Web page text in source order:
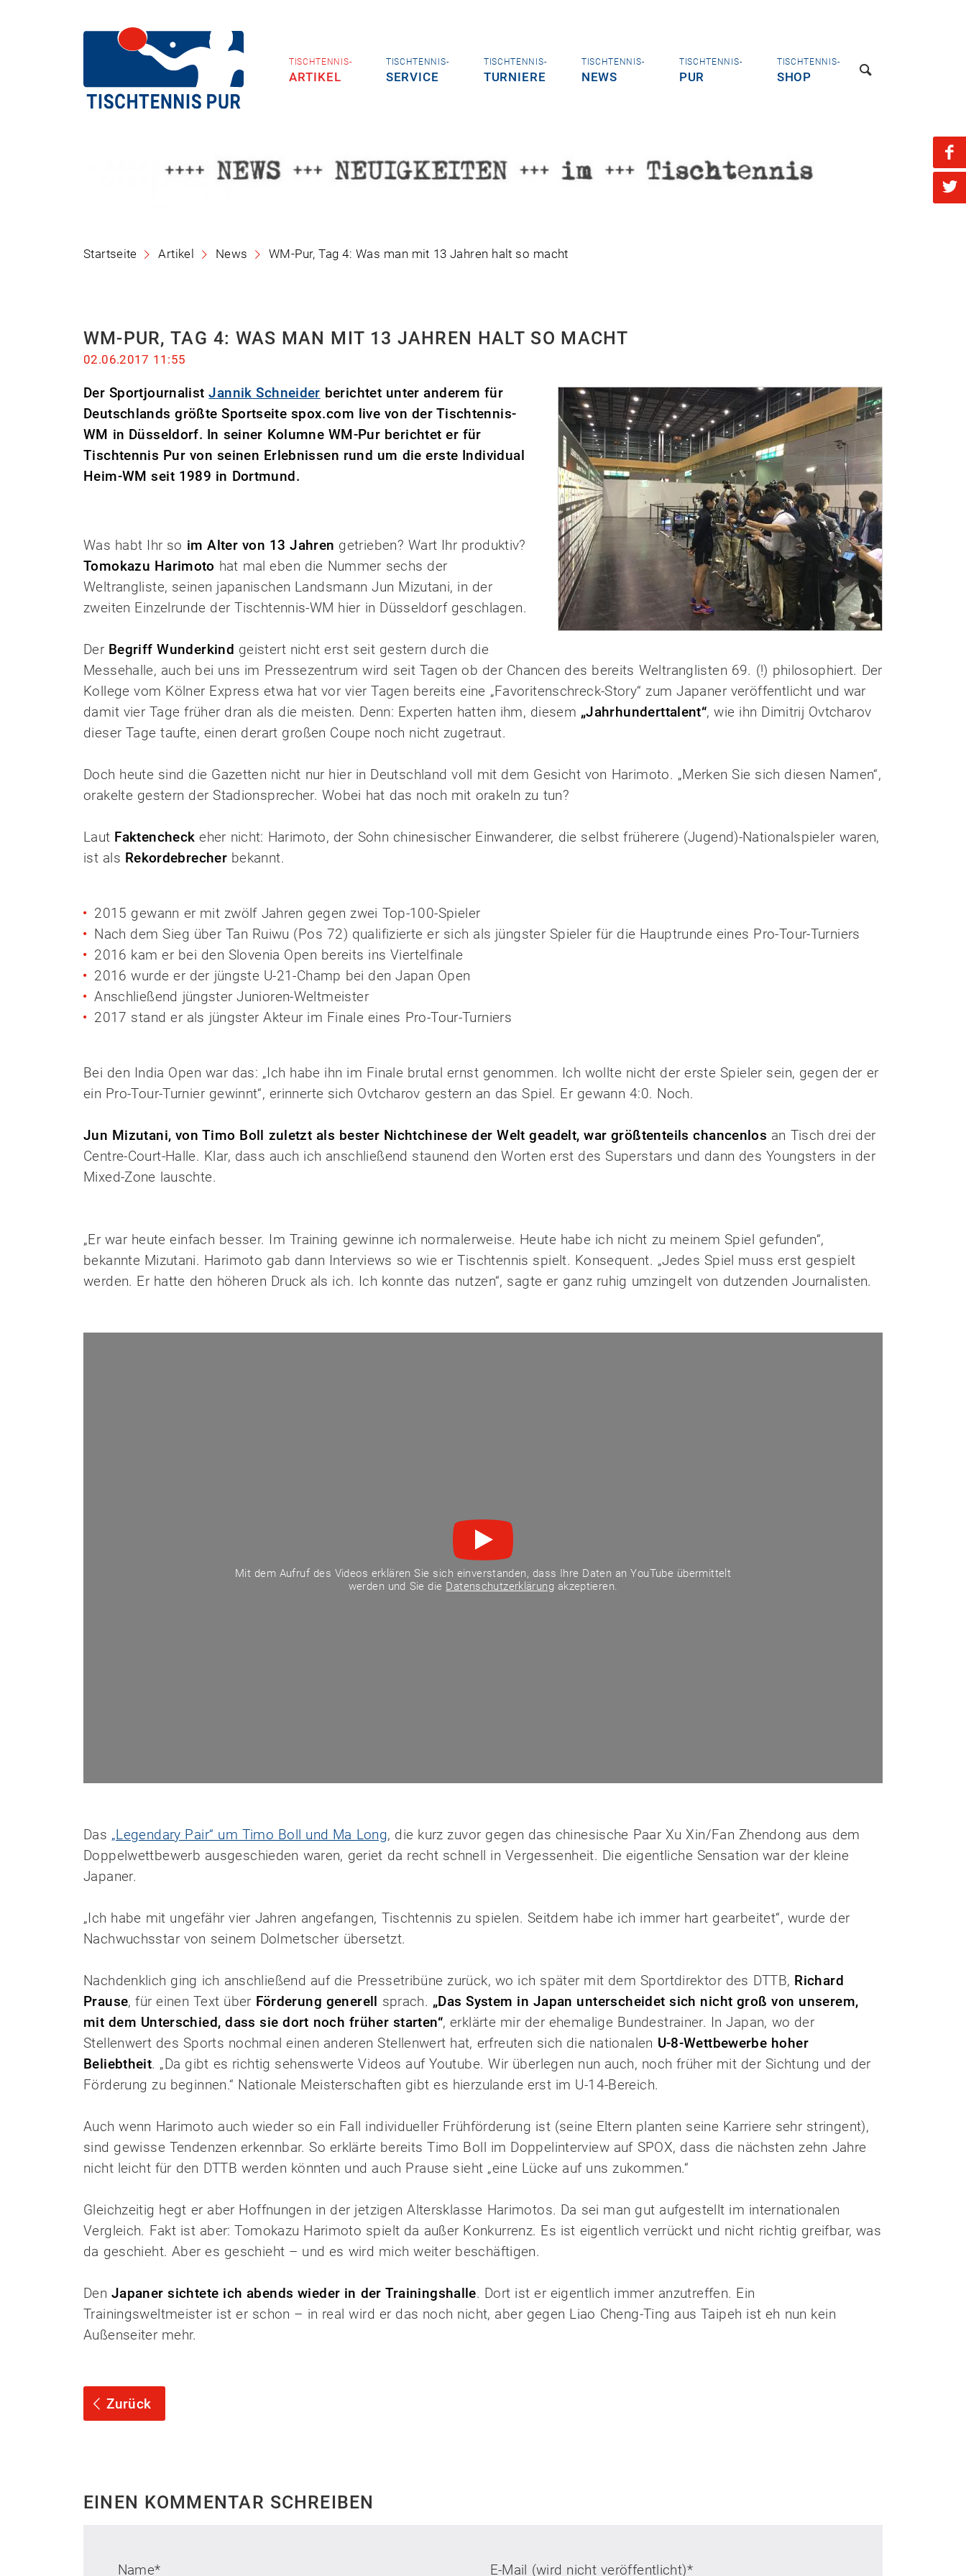
TISCHTENNIS-
ARTIKEL
TISCHTENNIS-
SERVICE
TISCHTENNIS-
TURNIERE
TISCHTENNIS-
NEWS
TISCHTENNIS-
PUR
TISCHTENNIS-
SHOP
Startseite Artikel News WM-Pur, Tag 4: Was man mit 13 Jahren halt so macht
WM-PUR, TAG 4: WAS MAN MIT 13 JAHREN HALT SO MACHT
02.06.2017 11:55
Der SportjournalistJannik Schneider berichtet unter anderem für
Deutschlands größte Sportseite spox.com live von der Tischtennis-
WM in Düsseldorf. In seiner Kolumne WM-Pur berichtet er für
Tischtennis Pur von seinen Erlebnissen rund um die erste Individual
Heim-WM seit 1989 in Dortmund.
Was habt Ihr so im Alter von 13 Jahren getrieben? Wart Ihr produktiv?
Tomokazu Harimoto hat mal eben die Nummer sechs der
Weltrangliste, seinen japanischen Landsmann Jun Mizutani, in der
zweiten Einzelrunde der Tischtennis-WM hier in Düsseldorf geschlagen.
Der Begriff Wunderkind geistert nicht erst seit gestern durch die
Messehalle, auch bei uns im Pressezentrum wird seit Tagen ob der Chancen des bereits Weltranglisten 69. (!) philosophiert. Der
Kollege vom Kölner Express etwa hat vor vier Tagen bereits eine „Favoritenschreck-Story“ zum Japaner veröffentlicht und war
damit vier Tage früher dran als die meisten. Denn: Experten hatten ihm, diesem „Jahrhunderttalent“, wie ihn Dimitrij Ovtcharov
dieser Tage taufte, einen derart großen Coupe noch nicht zugetraut.
Doch heute sind die Gazetten nicht nur hier in Deutschland voll mit dem Gesicht von Harimoto. „Merken Sie sich diesen Namen“,
orakelte gestern der Stadionsprecher. Wobei hat das noch mit orakeln zu tun?
Laut Faktencheck eher nicht: Harimoto, der Sohn chinesischer Einwanderer, die selbst früherere (Jugend)-Nationalspieler waren,
ist als Rekordebrecher bekannt.
2015 gewann er mit zwölf Jahren gegen zwei Top-100-Spieler
Nach dem Sieg über Tan Ruiwu (Pos 72) qualifizierte er sich als jüngster Spieler für die Hauptrunde eines Pro-Tour-Turniers
2016 kam er bei den Slovenia Open bereits ins Viertelfinale
2016 wurde er der jüngste U-21-Champ bei den Japan Open
Anschließend jüngster Junioren-Weltmeister
2017 stand er als jüngster Akteur im Finale eines Pro-Tour-Turniers
Bei den India Open war das: „Ich habe ihn im Finale brutal ernst genommen. Ich wollte nicht der erste Spieler sein, gegen der er
ein Pro-Tour-Turnier gewinnt“, erinnerte sich Ovtcharov gestern an das Spiel. Er gewann 4:0. Noch.
Jun Mizutani, von Timo Boll zuletzt als bester Nichtchinese der Welt geadelt, war größtenteils chancenlos an Tisch drei der
Centre-Court-Halle. Klar, dass auch ich anschließend staunend den Worten erst des Superstars und dann des Youngsters in der
Mixed-Zone lauschte.
„Er war heute einfach besser. Im Training gewinne ich normalerweise. Heute habe ich nicht zu meinem Spiel gefunden“,
bekannte Mizutani. Harimoto gab dann Interviews so wie er Tischtennis spielt. Konsequent. „Jedes Spiel muss erst gespielt
werden. Er hatte den höheren Druck als ich. Ich konnte das nutzen“, sagte er ganz ruhig umzingelt von dutzenden Journalisten.
Mit dem Aufruf des Videos erklären Sie sich einverstanden, dass Ihre Daten an YouTube übermittelt
werden und Sie die Datenschutzerklärung akzeptieren.
Das „Legendary Pair“ um Timo Boll und Ma Long, die kurz zuvor gegen das chinesische Paar Xu Xin/Fan Zhendong aus dem
Doppelwettbewerb ausgeschieden waren, geriet da recht schnell in Vergessenheit. Die eigentliche Sensation war der kleine
Japaner.
„Ich habe mit ungefähr vier Jahren angefangen, Tischtennis zu spielen. Seitdem habe ich immer hart gearbeitet“, wurde der
Nachwuchsstar von seinem Dolmetscher übersetzt.
Nachdenklich ging ich anschließend auf die Pressetribüne zurück, wo ich später mit dem Sportdirektor des DTTB, Richard
Prause, für einen Text über Förderung generell sprach. „Das System in Japan unterscheidet sich nicht groß von unserem,
mit dem Unterschied, dass sie dort noch früher starten“, erklärte mir der ehemalige Bundestrainer. In Japan, wo der
Stellenwert des Sports nochmal einen anderen Stellenwert hat, erfreuten sich die nationalen U-8-Wettbewerbe hoher
Beliebtheit. „Da gibt es richtig sehenswerte Videos auf Youtube. Wir überlegen nun auch, noch früher mit der Sichtung und der
Förderung zu beginnen.“ Nationale Meisterschaften gibt es hierzulande erst im U-14-Bereich.
Auch wenn Harimoto auch wieder so ein Fall individueller Frühförderung ist (seine Eltern planten seine Karriere sehr stringent),
sind gewisse Tendenzen erkennbar. So erklärte bereits Timo Boll im Doppelinterview auf SPOX, dass die nächsten zehn Jahre
nicht leicht für den DTTB werden könnten und auch Prause sieht „eine Lücke auf uns zukommen.“
Gleichzeitig hegt er aber Hoffnungen in der jetzigen Altersklasse Harimotos. Da sei man gut aufgestellt im internationalen
Vergleich. Fakt ist aber: Tomokazu Harimoto spielt da außer Konkurrenz. Es ist eigentlich verrückt und nicht richtig greifbar, was
da geschieht. Aber es geschieht – und es wird mich weiter beschäftigen.
Den Japaner sichtete ich abends wieder in der Trainingshalle. Dort ist er eigentlich immer anzutreffen. Ein
Trainingsweltmeister ist er schon – in real wird er das noch nicht, aber gegen Liao Cheng-Ting aus Taipeh ist eh nun kein
Außenseiter mehr.
Zurück
EINEN KOMMENTAR SCHREIBEN
Name* E-Mail (wird nicht veröffentlicht)*